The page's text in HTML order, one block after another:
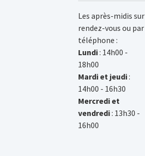
Les après-midis sur
rendez-vous ou par
téléphone :
Lundi: 14h00 -
18h00
Mardi et jeudi:
14h00 - 16h30
Mercredi et
vendredi: 13h30 -
16h00